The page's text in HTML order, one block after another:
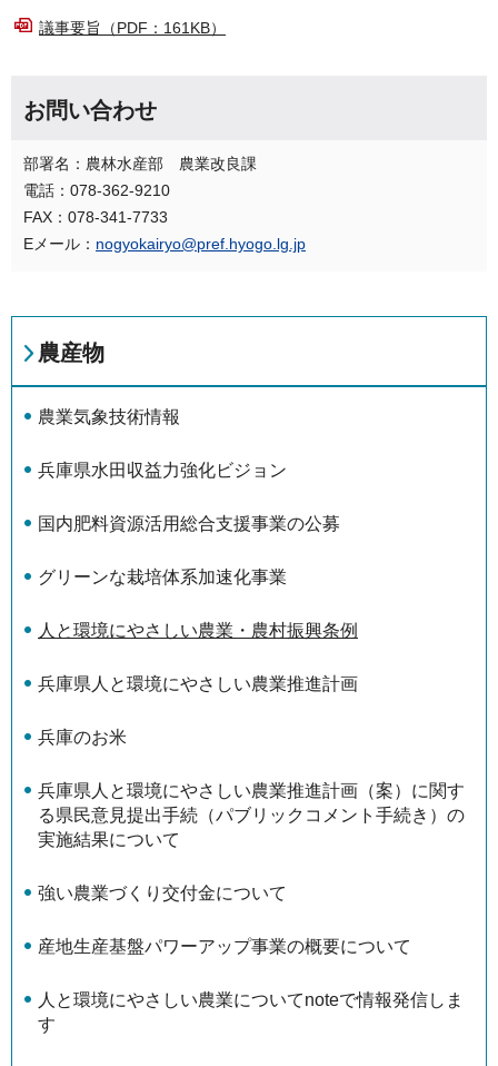
議事要旨（PDF：161KB）
お問い合わせ
部署名：農林水産部 農業改良課
電話：078-362-9210
FAX：078-341-7733
Eメール： nogyokairyo@pref.hyogo.lg.jp
農産物
農業気象技術情報
兵庫県水田収益力強化ビジョン
国内肥料資源活用総合支援事業の公募
グリーンな栽培体系加速化事業
人と環境にやさしい農業・農村振興条例
兵庫県人と環境にやさしい農業推進計画
兵庫のお米
兵庫県人と環境にやさしい農業推進計画（案）に関す
る県民意見提出手続（パブリックコメント手続き）の
実施結果について
強い農業づくり交付金について
産地生産基盤パワーアップ事業の概要について
人と環境にやさしい農業についてnoteで情報発信しま
す